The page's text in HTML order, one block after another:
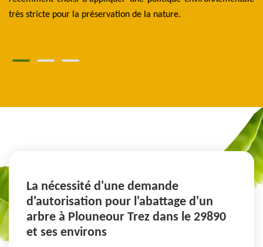
très stricte pour la préservation de la nature.
La nécessité d'une demande
d'autorisation pour l'abattage d'un
arbre à Plouneour Trez dans le 29890
et ses environs